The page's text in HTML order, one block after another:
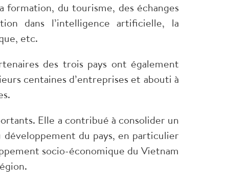
du tourisme, des échanges
dans l’intelligence artificielle, la
etc.
des trois pays ont également
centaines d’entreprises et abouti à
Elle a contribué à consolider un
du pays, en particulier
socio-économique du Vietnam